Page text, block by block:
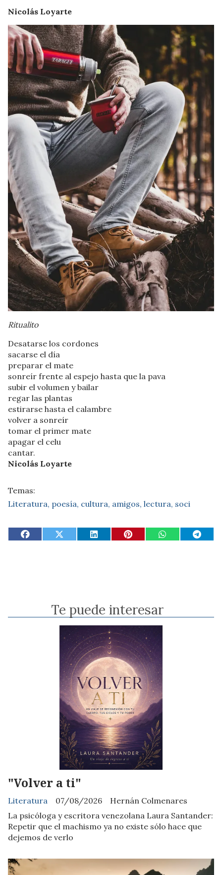
Nicolás Loyarte
Ritualito
Desatarse los cordones
sacarse el día
preparar el mate
sonreír frente al espejo hasta que la pava
subir el volumen y bailar
regar las plantas
estirarse hasta el calambre
volver a sonreír
tomar el primer mate
apagar el celu
cantar.
Nicolás Loyarte
Literatura, poesía, cultura, amigos, lectura, soci
Te puede interesar
"Volver a ti"
Hernán Colmenares
Literatura
07/08/2026
La psicóloga y escritora venezolana Laura Santander:
Repetir que el machismo ya no existe sólo hace que
dejemos de verlo